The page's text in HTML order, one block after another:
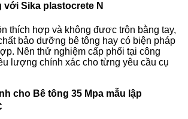
Sika plastocrete N
thích hợp và không được trộn bằng tay,
bảo dưỡng bê tông hay có biện pháp
Nên thử nghiệm cấp phối tại công
lượng chính xác cho từng yêu cầu cụ
cho Bê tông 35 Mpa mẫu lập